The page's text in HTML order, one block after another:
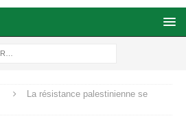
La résistance palestinienne se